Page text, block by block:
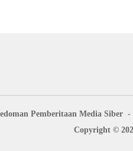
Pemberitaan Media Siber
Copyright ©